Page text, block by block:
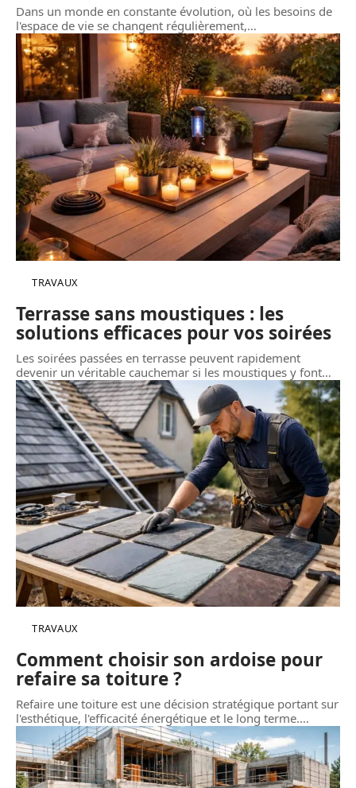
Dans un monde en constante évolution, où les besoins de
l'espace de vie se changent régulièrement,…
TRAVAUX
Terrasse sans moustiques : les
solutions efficaces pour vos soirées
Les soirées passées en terrasse peuvent rapidement
devenir un véritable cauchemar si les moustiques y font…
TRAVAUX
Comment choisir son ardoise pour
refaire sa toiture ?
Refaire une toiture est une décision stratégique portant sur
l'esthétique, l'efficacité énergétique et le long terme.…